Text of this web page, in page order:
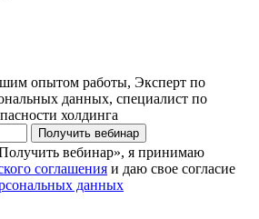
опытом работы, Эксперт по
данных, специалист по
холдинга
Получить вебинар
вебинар», я принимаю
соглашения и даю свое согласие
данных